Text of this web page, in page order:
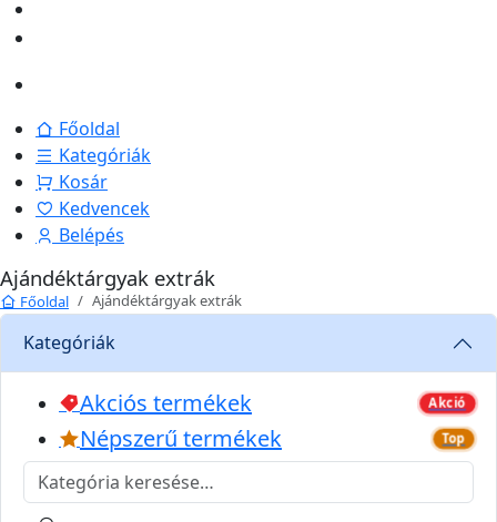
Főoldal
Kategóriák
Kosár
Kedvencek
Belépés
Ajándéktárgyak extrák
Főoldal Ajándéktárgyak extrák
Kategóriák
Akciós termékek Akció
Népszerű termékek Top